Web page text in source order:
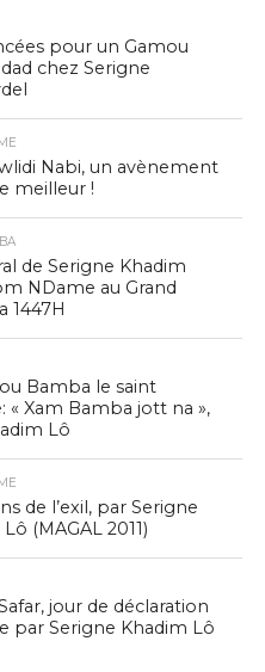
pour un Gamou
chez Serigne
Nabi, un avènement
meilleur !
de Serigne Khadim
NDame au Grand
1447H
Bamba le saint
« Xam Bamba jott na »,
Lô
de l’exil, par Serigne
(MAGAL 2011)
Safar, jour de déclaration
par Serigne Khadim Lô